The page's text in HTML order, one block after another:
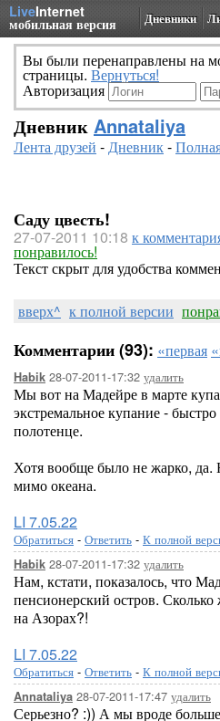
LiveInternet
мобильная версия Дневники
Вы были перенаправлены на
страницы. Вернуться!
Авторизация
Дневник Annataliya
Лента друзей -Дневник-
Саду цвесть!
27-07-2011 10:18 к
понравилось!
Текст скрыт для удобства
вверх^ к полной версии
Комментарии (93): «первая
Habik 28-07-2011-17:32 удалить
Мы вот на Мадейре в марте
экстремальное купание - быстро
полотенце.
Хотя вообще было не жарко,
мимо океана.
LI 7.05.22
Обратиться - Ответить - К полной
Habik 28-07-2011-17:32 удалить
Нам, кстати, показалось, что
пенсионерский остров.
на Азорах?!
LI 7.05.22
Обратиться - Ответить - К полной
Annataliya 28-07-2011-17:47 удалить
Серьезно? :)) А мы вроде